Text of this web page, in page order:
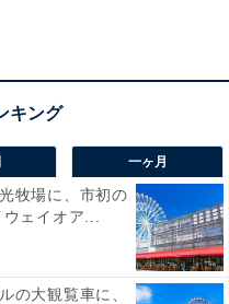
スが髪と頭皮のコンデ
リのある髪へと導き、
ます。詳しくは こちら
一ヶ月
牧場に、市初の
ェイオア...
の大観覧車に、